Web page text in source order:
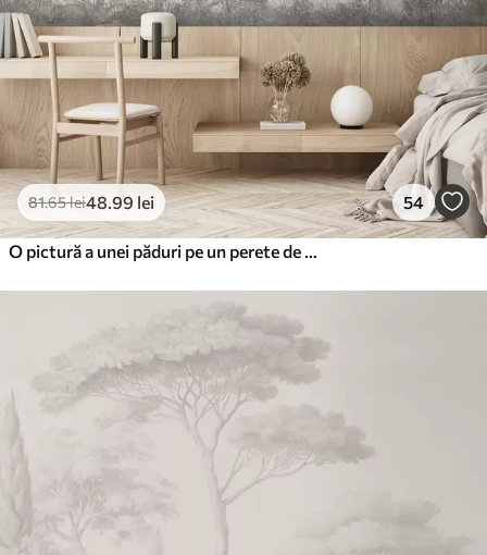
81.65lei48.99 lei 54
O pictură a unei păduri pe un perete de piatră